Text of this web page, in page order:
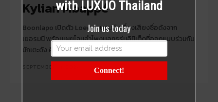
Kylian Mbappé
Boonlapo เปิดตัว Loewe แบรนด์เครื่องเสียงชื่อดังจาก
เยอรมนี พร้อมเผยโฉมลำโพงบลูทูธรุ่นลิมิเต็ดที่ออกแบบร่วมกับ
นักเตะดัง คิเลียน เอ็มบัปเป
with LUXUO Thailand
Join us today
Connect!